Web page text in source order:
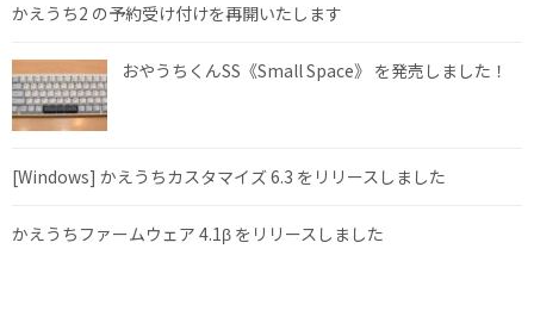
かえうち2 の予約受け付けを再開いたします
おやうちくんSS《Small Space》 を発売しました！
[Windows] かえうちカスタマイズ 6.3 をリリースしました
かえうちファームウェア 4.1β をリリースしました